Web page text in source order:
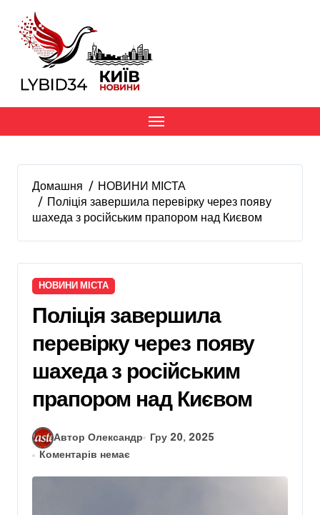
вмісту
Домашня
НОВИНИ МІСТА
Поліція завершила перевірку через появу
шахеда з російським прапором над Києвом
НОВИНИ МІСТА
Поліція завершила
перевірку через появу
шахеда з російським
прапором над Києвом
Автор Олександр
Гру 20, 2025
Коментарів немає